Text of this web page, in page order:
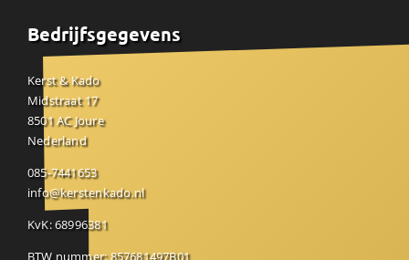
Bedrijfsgegevens
Kerst & Kado
Midstraat 17
8501 AC Joure
Nederland
085-7441653
info@kerstenkado.nl
KvK: 68996381
BTW nummer: 857681497B01